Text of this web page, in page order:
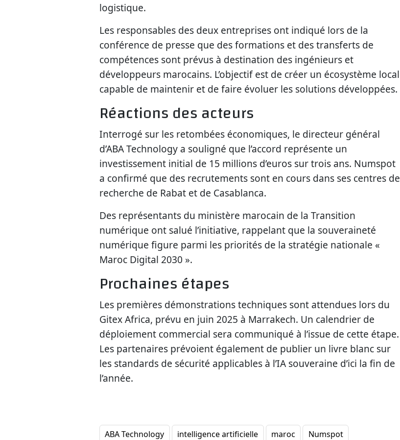
logistique.
Les responsables des deux entreprises ont indiqué lors de la
conférence de presse que des formations et des transferts de
compétences sont prévus à destination des ingénieurs et
développeurs marocains. L’objectif est de créer un écosystème local
capable de maintenir et de faire évoluer les solutions développées.
Réactions des acteurs
Interrogé sur les retombées économiques, le directeur général
d’ABA Technology a souligné que l’accord représente un
investissement initial de 15 millions d’euros sur trois ans. Numspot
a confirmé que des recrutements sont en cours dans ses centres de
recherche de Rabat et de Casablanca.
Des représentants du ministère marocain de la Transition
numérique ont salué l’initiative, rappelant que la souveraineté
numérique figure parmi les priorités de la stratégie nationale «
Maroc Digital 2030 ».
Prochaines étapes
Les premières démonstrations techniques sont attendues lors du
Gitex Africa, prévu en juin 2025 à Marrakech. Un calendrier de
déploiement commercial sera communiqué à l’issue de cette étape.
Les partenaires prévoient également de publier un livre blanc sur
les standards de sécurité applicables à l’IA souveraine d’ici la fin de
l’année.
ABA Technology intelligence artificielle maroc Numspot